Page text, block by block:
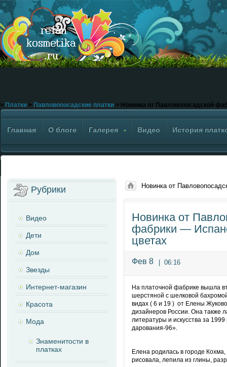
> Платки > Павловопосадские платки > Новинка от Павловопосадской
Главная О блоге Галерея Видео История
Новинка от
Новинка от
фабрики —
цветах
Фев 8 06:16
На платочной фабрике вышла
шерстяной с шелковой
видах ( 6 и 19 ) от Елены
дизайнеров России. Она также
литературы и искусства за
дарования-96».
Елена родилась в городе
рисовала, лепила из глины,
Рубрики
Видео
Дети
Дом
Звезды
Интернет-магазин
Красота
Мода
Знаменитости в
платках